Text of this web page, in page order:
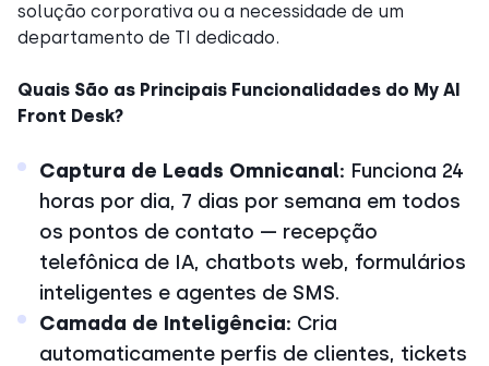
solução corporativa ou a necessidade de um
departamento de TI dedicado.
Quais São as Principais Funcionalidades do My AI
Front Desk?
Captura de Leads Omnicanal: Funciona 24
horas por dia, 7 dias por semana em todos
os pontos de contato — recepção
telefônica de IA, chatbots web, formulários
inteligentes e agentes de SMS.
Camada de Inteligência: Cria
automaticamente perfis de clientes, tickets